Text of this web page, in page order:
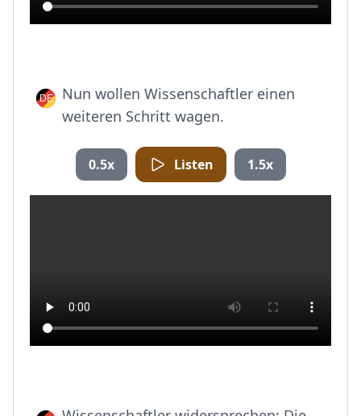
Nun wollen Wissenschaftler einen
weiteren Schritt wagen.
0.5x Listen 1.5x